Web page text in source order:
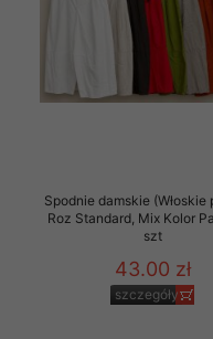
Spodnie damskie (Włoskie
Roz Standard, Mix Kolor
szt
43.00 zł
szczegóły
znajdziesz
Potrzebujemy na to
Jeżeli klikniesz
Dodatkowe
Twoich danych,
podejmowaniu
danych osobowych)